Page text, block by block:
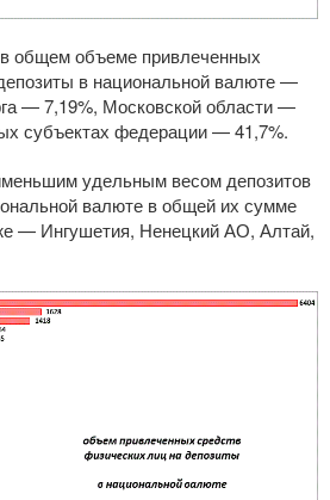
общем объеме привлеченных
в национальной валюте —
— 7,19%, Московской области —
субъектах федерации — 41,7%.
удельным весом депозитов
валюте в общей их сумме
— Ингушетия, Ненецкий АО, Алтай,